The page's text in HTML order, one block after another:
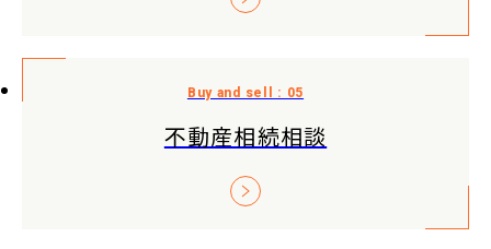
不動産相続相談